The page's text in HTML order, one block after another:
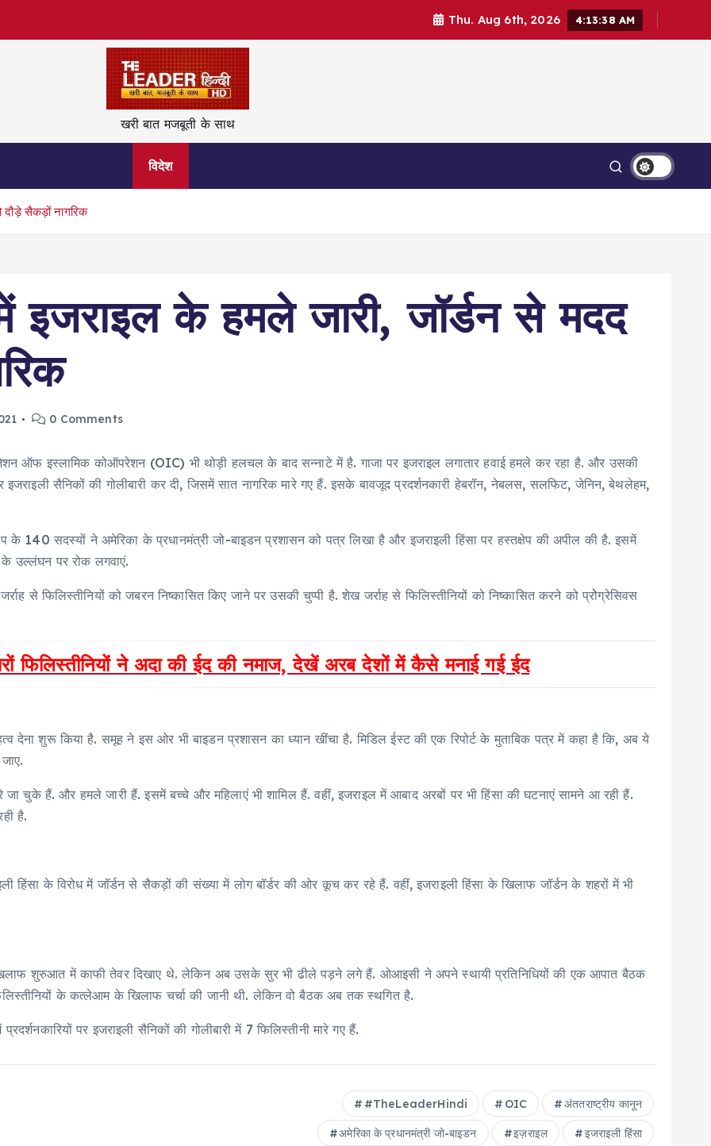
Thu. Aug 6th, 2026 4:13:39 AM
खरी बात मजबूती के साथ
विदेश
दौड़े सैकड़ों नागरिक
इजराइल के हमले जारी, जॉर्डन से मदद
0 Comments
ऑफ इस्लामिक कोऑपरेशन (OIC) भी थोड़ी हलचल के बाद सन्नाटे में है. गाजा पर इजराइल लगातार हवाई हमले कर रहा है. और उसकी
इजराइली सैनिकों की गोलीबारी कर दी, जिसमें सात नागरिक मारे गए हैं. इसके बावजूद प्रदर्शनकारी हेबरॉन, नेबलस, सलफिट, जेनिन, बेथलेहम,
के 140 सदस्यों ने अमेरिका के प्रधानमंत्री जो-बाइडन प्रशासन को पत्र लिखा है और इजराइली हिंसा पर हस्तक्षेप की अपील की है. इसमें
के उल्लंघन पर रोक लगवाएं.
से फिलिस्तीनियों को जबरन निष्कासित किए जाने पर उसकी चुप्पी है. शेख जर्राह से फिलिस्तीनियों को निष्कासित करने को प्रोेग्रेसिवस
फिलिस्तीनियों ने अदा की ईद की नमाज, देखें अरब देशों में कैसे मनाई गई ईद
देना शुरू किया है. समूह ने इस ओर भी बाइडन प्रशासन का ध्यान खींचा है. मिडिल ईस्ट की एक रिपोर्ट के मुताबिक पत्र में कहा है कि, अब ये
चुके हैं. और हमले जारी हैं. इसमें बच्चे और महिलाएं भी शामिल हैं. वहीं, इजराइल में आबाद अरबों पर भी हिंसा की घटनाएं सामने आ रही हैं.
है.
हिंसा के विरोध में जॉर्डन से सैकड़ों की संख्या में लोग बॉर्डर की ओर कूच कर रहे हैं. वहीं, इजराइली हिंसा के खिलाफ जॉर्डन के शहरों में भी
शुरुआत में काफी तेवर दिखाए थे. लेकिन अब उसके सुर भी ढीले पड़ने लगे हैं. ओआइसी ने अपने स्थायी प्रतिनिधियों की एक आपात बैठक
के कत्लेआम के खिलाफ चर्चा की जानी थी. लेकिन वो बैठक अब तक स्थगित है.
पर इजराइली सैनिकों की गोलीबारी में 7 फिलिस्तीनी मारे गए हैं.
#TheLeaderHindi OIC अंततराष्ट्रीय कानून
अमेरिका के प्रधानमंत्री जो-बाइडन इज़राइल इजराइली हिंसा